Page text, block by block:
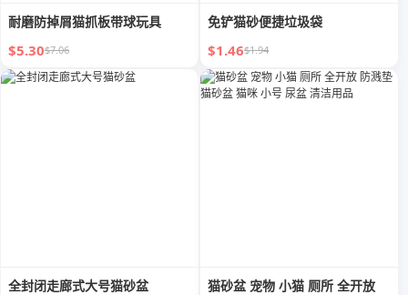
耐磨防掉屑猫抓板带球玩具
$5.30$7.06
免铲猫砂便捷垃圾袋
$1.46$1.94
全封闭走廊式大号猫砂盆
猫砂盆 宠物 小猫 厕所 全开放